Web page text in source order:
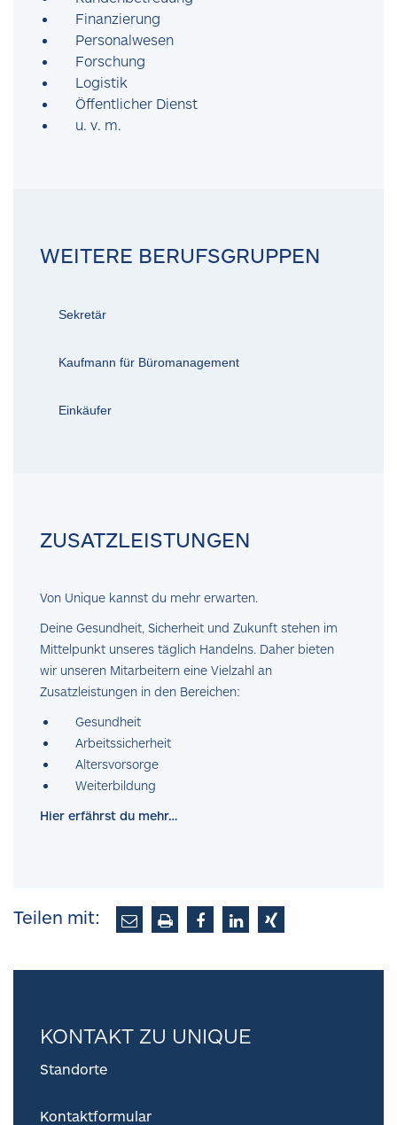
Finanzierung
Personalwesen
Forschung
Logistik
Öffentlicher Dienst
u. v. m.
WEITERE BERUFSGRUPPEN
Sekretär
Kaufmann für Büromanagement
Einkäufer
ZUSATZLEISTUNGEN
Von Unique kannst du mehr erwarten.
Deine Gesundheit, Sicherheit und Zukunft stehen im
Mittelpunkt unseres täglich Handelns. Daher bieten
wir unseren Mitarbeitern eine Vielzahl an
Zusatzleistungen in den Bereichen:
Gesundheit
Arbeitssicherheit
Altersvorsorge
Weiterbildung
Hier erfährst du mehr…
Teilen mit:
KONTAKT ZU UNIQUE
Standorte
Kontaktformular